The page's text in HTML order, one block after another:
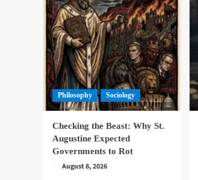
Philosophy Sociology
Checking the Beast: Why St.
Augustine Expected
Governments to Rot
August 8, 2026